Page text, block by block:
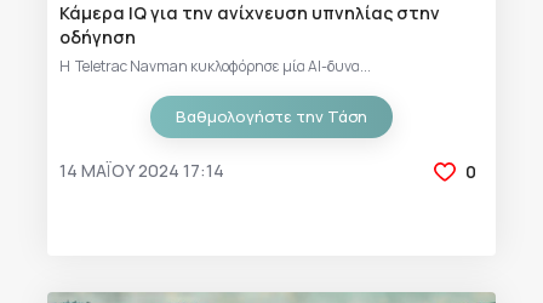
Κάμερα IQ για την ανίχνευση υπνηλίας στην
οδήγηση
Η Teletrac Navman κυκλοφόρησε μία AI-δυνα...
Βαθμολογήστε την Τάση
14 ΜΑΪ́ΟΥ 2024 17:14 0